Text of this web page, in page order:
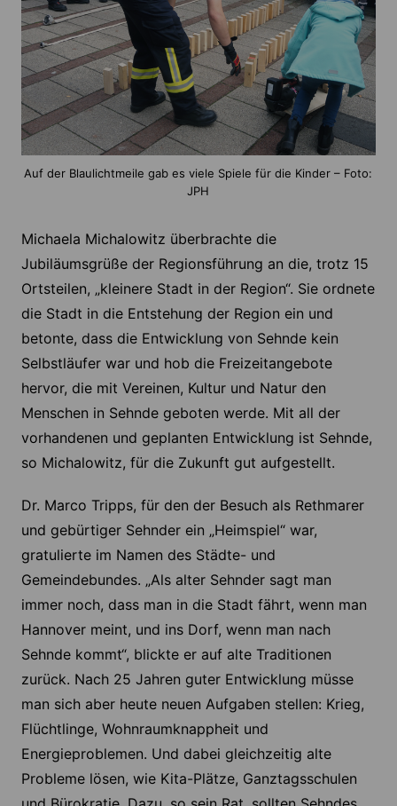
Auf der Blaulichtmeile gab es viele Spiele für die Kinder – Foto:
JPH
Michaela Michalowitz überbrachte die
Jubiläumsgrüße der Regionsführung an die, trotz 15
Ortsteilen, „kleinere Stadt in der Region“. Sie ordnete
die Stadt in die Entstehung der Region ein und
betonte, dass die Entwicklung von Sehnde kein
Selbstläufer war und hob die Freizeitangebote
hervor, die mit Vereinen, Kultur und Natur den
Menschen in Sehnde geboten werde. Mit all der
vorhandenen und geplanten Entwicklung ist Sehnde,
so Michalowitz, für die Zukunft gut aufgestellt.
Dr. Marco Tripps, für den der Besuch als Rethmarer
und gebürtiger Sehnder ein „Heimspiel“ war,
gratulierte im Namen des Städte- und
Gemeindebundes. „Als alter Sehnder sagt man
immer noch, dass man in die Stadt fährt, wenn man
Hannover meint, und ins Dorf, wenn man nach
Sehnde kommt“, blickte er auf alte Traditionen
zurück. Nach 25 Jahren guter Entwicklung müsse
man sich aber heute neuen Aufgaben stellen: Krieg,
Flüchtlinge, Wohnraumknappheit und
Energieproblemen. Und dabei gleichzeitig alte
Probleme lösen, wie Kita-Plätze, Ganztagsschulen